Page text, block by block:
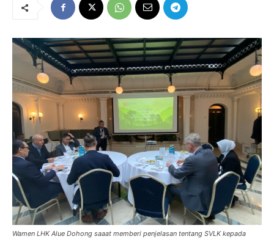
Wamen LHK Alue Dohong saaat memberi penjelasan tentang SVLK kepada